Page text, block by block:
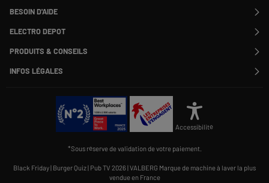
BESOIN D'AIDE
Contactez-nous
Suivre ma commande
Modifier ou annuler ma commande
SAV
Payer en plusieurs fois
ELECTRO DEPOT
Rejoignez-nous !
Alliance Valiuz
PRODUITS & CONSEILS
Nos marques
Les avis du site
Le moins cher
Offres de remboursement
Conseils produits
Cartes cadeaux
INFOS LÉGALES
Politique cookies
Gérer les cookies
Charte de protection
Accessibilité : non conforme
Accessibilité
*Sous réserve de validation de votre paiement.
Black Friday Burger Quiz Pub TV 2026 VALBERG Marque de machine à laver la plus
vendue en France